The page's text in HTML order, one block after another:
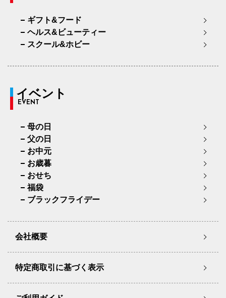
ギフト&フード
ヘルス&ビューティー
スクール&ホビー
イベント
EVENT
母の日
父の日
お中元
お歳暮
おせち
福袋
ブラックフライデー
会社概要
特定商取引に基づく表示